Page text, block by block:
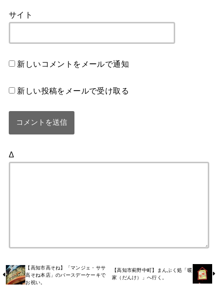
サイト
新しいコメントをメールで通知
新しい投稿をメールで受け取る
Δ
【高知市高そね】「マンジェ・ササ
高そね本店」のバースデーケーキで
お祝い。
【高知市薊野中町】まんぷく処「暖
家（だんけ）」へ行く。